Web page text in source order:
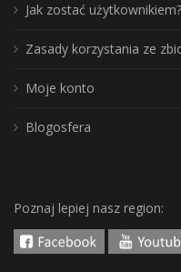
Jak zostać użytkownikiem?
Zasady korzystania ze
Moje konto
Blogosfera
Poznaj lepiej nasz region: